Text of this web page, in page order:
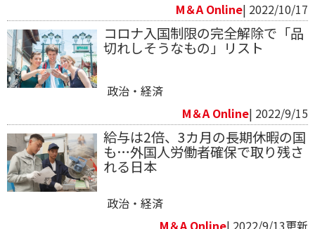
M＆A Online| 2022/10/17
コロナ入国制限の完全解除で「品
切れしそうなもの」リスト
政治・経済
M＆A Online| 2022/9/15
給与は2倍、3カ月の長期休暇の国
も…外国人労働者確保で取り残さ
れる日本
政治・経済